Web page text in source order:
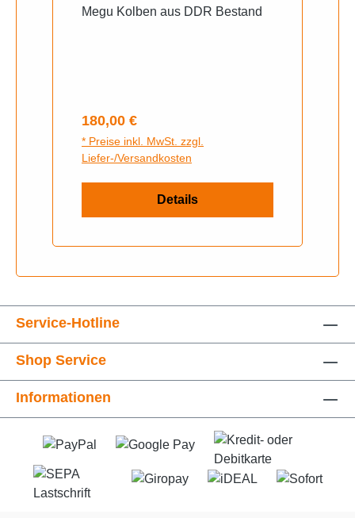
Megu Kolben aus DDR Bestand
Regulärer Preis:
180,00 €
* Preise inkl. MwSt. zzgl.
Liefer-/Versandkosten
Details
Service-Hotline
Shop Service
Informationen